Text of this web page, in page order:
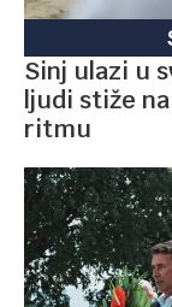
Sinj ulazi u
ljudi stiže
ritmu